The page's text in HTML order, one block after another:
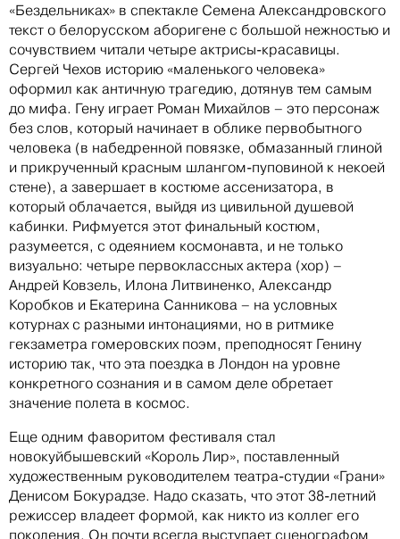
«Бездельниках» в спектакле Семена Александровского
текст о белорусском аборигене с большой нежностью и
сочувствием читали четыре актрисы-красавицы.
Сергей Чехов историю «маленького человека»
оформил как античную трагедию, дотянув тем самым
до мифа. Гену играет Роман Михайлов – это персонаж
без слов, который начинает в облике первобытного
человека (в набедренной повязке, обмазанный глиной
и прикрученный красным шлангом-пуповиной к некоей
стене), а завершает в костюме ассенизатора, в
который облачается, выйдя из цивильной душевой
кабинки. Рифмуется этот финальный костюм,
разумеется, с одеянием космонавта, и не только
визуально: четыре первоклассных актера (хор) –
Андрей Ковзель, Илона Литвиненко, Александр
Коробков и Екатерина Санникова – на условных
котурнах с разными интонациями, но в ритмике
гекзаметра гомеровских поэм, преподносят Генину
историю так, что эта поездка в Лондон на уровне
конкретного сознания и в самом деле обретает
значение полета в космос.
Еще одним фаворитом фестиваля стал
новокуйбышевский «Король Лир», поставленный
художественным руководителем театра-студии «Грани»
Денисом Бокурадзе. Надо сказать, что этот 38-летний
режиссер владеет формой, как никто из коллег его
поколения. Он почти всегда выступает сценографом